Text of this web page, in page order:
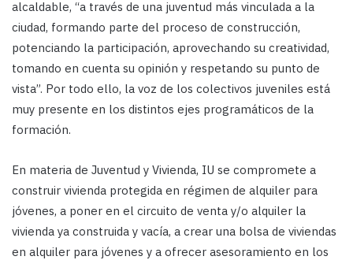
alcaldable, “a través de una juventud más vinculada a la
ciudad, formando parte del proceso de construcción,
potenciando la participación, aprovechando su creatividad,
tomando en cuenta su opinión y respetando su punto de
vista”. Por todo ello, la voz de los colectivos juveniles está
muy presente en los distintos ejes programáticos de la
formación.
En materia de Juventud y Vivienda, IU se compromete a
construir vivienda protegida en régimen de alquiler para
jóvenes, a poner en el circuito de venta y/o alquiler la
vivienda ya construida y vacía, a crear una bolsa de viviendas
en alquiler para jóvenes y a ofrecer asesoramiento en los